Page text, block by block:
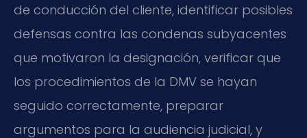
de conducción del cliente, identificar posibles
defensas contra las condenas subyacentes
que motivaron la designación, verificar que
los procedimientos de la DMV se hayan
seguido correctamente, preparar
argumentos para la audiencia judicial, y